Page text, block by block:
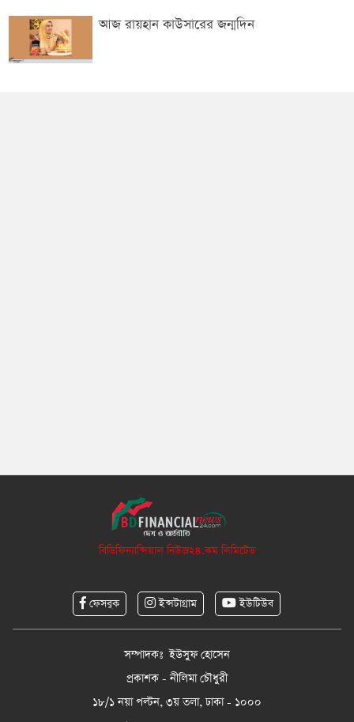
আজ রায়হান কাউসারের জন্মদিন
বিডিফিন্যান্সিয়াল নিউজ২৪.কম লিমিটেড
ফেসবুক ইন্সটাগ্রাম ইউটিউব
সম্পাদকঃ ইউসুফ হোসেন
প্রকাশক - নীলিমা চৌধুরী
১৮/১ নয়া পল্টন, ৩য় তলা, ঢাকা - ১০০০